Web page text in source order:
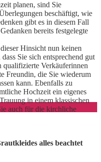
planen, sind Sie
beschäftigt, wie
gibt es in diesem Fall
bereits festgelegte
Hinsicht nun keinen
Sie sich entsprechend gut
qualifizierte Verkäuferinnen
Freundin, die Sie wiederum
kann. Ebenfalls zu
Hochzeit ein eigenes
in einem klassischen
auch für die kirchliche
alles beachtet